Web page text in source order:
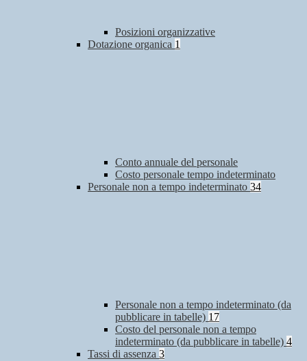
Posizioni organizzative
Dotazione organica 1
Conto annuale del personale
Costo personale tempo indeterminato
Personale non a tempo indeterminato 34
Personale non a tempo indeterminato (da
pubblicare in tabelle) 17
Costo del personale non a tempo
indeterminato (da pubblicare in tabelle) 4
Tassi di assenza 3